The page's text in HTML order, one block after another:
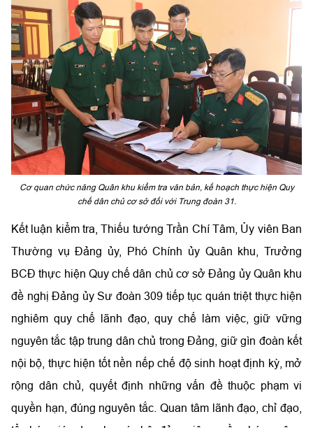
Cơ quan chức năng Quân khu kiểm tra văn bản, kế hoạch thực hiện Quy
chế dân chủ cơ sở đối với Trung đoàn 31.
Kết luận kiểm tra, Thiếu tướng Trần Chí Tâm, Ủy viên Ban
Thường vụ Đảng ủy, Phó Chính ủy Quân khu, Trưởng
BCĐ thực hiện Quy chế dân chủ cơ sở Đảng ủy Quân khu
đề nghị Đảng ủy Sư đoàn 309 tiếp tục quán triệt thực hiện
nghiêm quy chế lãnh đạo, quy chế làm việc, giữ vững
nguyên tắc tập trung dân chủ trong Đảng, giữ gìn đoàn kết
nội bộ, thực hiện tốt nền nếp chế độ sinh hoạt định kỳ, mở
rộng dân chủ, quyết định những vấn đề thuộc phạm vi
quyền hạn, đúng nguyên tắc. Quan tâm lãnh đạo, chỉ đạo,